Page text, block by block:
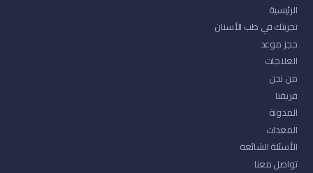
الرئيسية
تجربتك في طب الأسنان
حجز موعد
العلاجات
من نحن
فريقنا
المدونة
المعدات
الأسئلة الشائعة
تواصل معنا